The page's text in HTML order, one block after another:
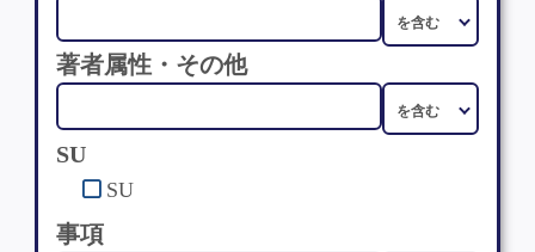
著者属性・その他
SU
SU
事項